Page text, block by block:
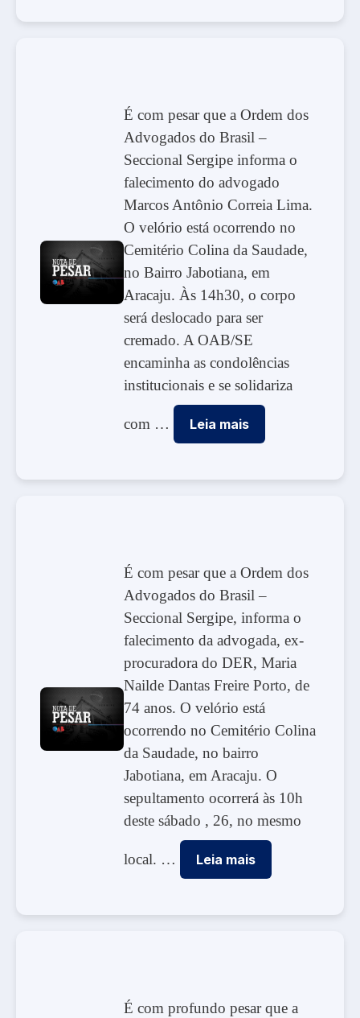
É com pesar que a Ordem dos
Advogados do Brasil –
Seccional Sergipe informa o
falecimento do advogado
Marcos Antônio Correia Lima.
O velório está ocorrendo no
Cemitério Colina da Saudade,
no Bairro Jabotiana, em
Aracaju. Às 14h30, o corpo
será deslocado para ser
cremado. A OAB/SE
encaminha as condolências
institucionais e se solidariza
com … Leia mais
É com pesar que a Ordem dos
Advogados do Brasil –
Seccional Sergipe, informa o
falecimento da advogada, ex-
procuradora do DER, Maria
Nailde Dantas Freire Porto, de
74 anos. O velório está
ocorrendo no Cemitério Colina
da Saudade, no bairro
Jabotiana, em Aracaju. O
sepultamento ocorrerá às 10h
deste sábado , 26, no mesmo
local. … Leia mais
É com profundo pesar que a